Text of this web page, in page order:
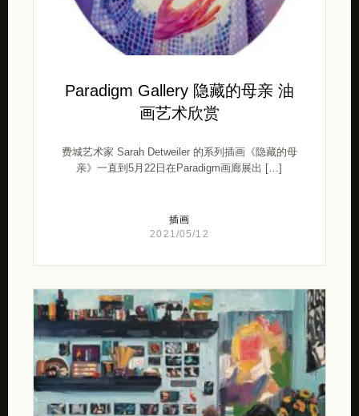
Paradigm Gallery 隐藏的母亲 油
画艺术欣赏
费城艺术家 Sarah Detweiler 的系列插画《隐藏的母
亲》一直到5月22日在Paradigm画廊展出 […]
插画
2021/05/12